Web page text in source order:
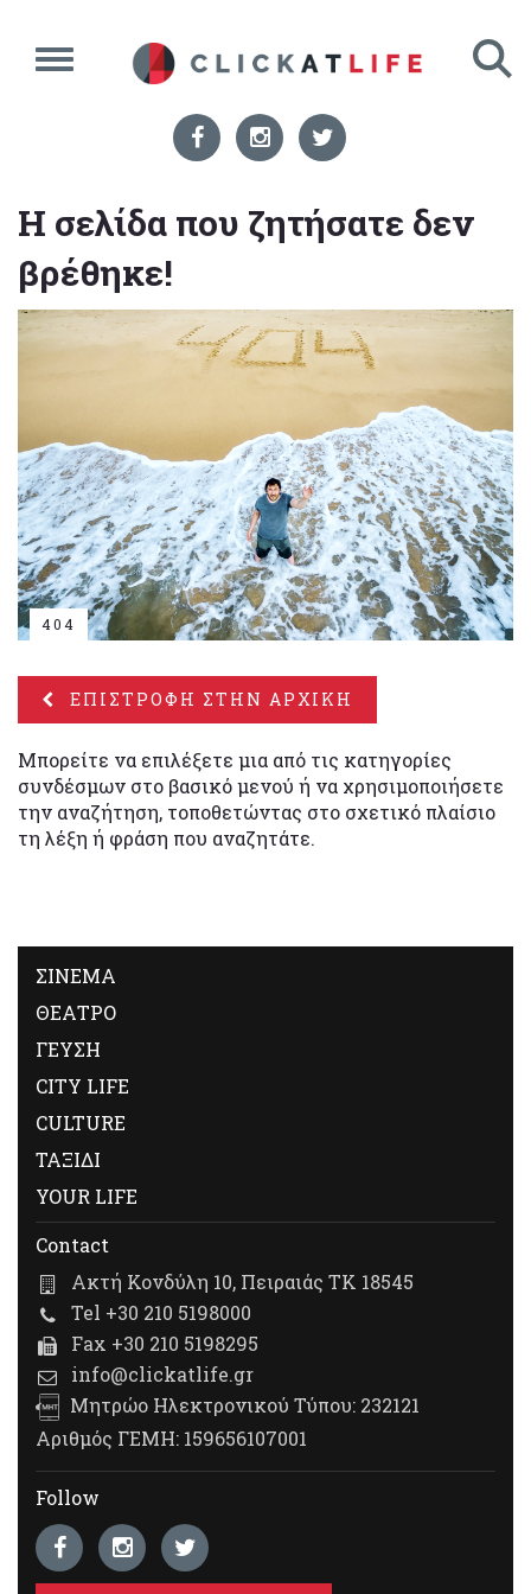
Η σελίδα που ζητήσατε δεν
βρέθηκε!
404
ΕΠΙΣΤΡΟΦΗ ΣΤΗΝ ΑΡΧΙΚΗ
Μπορείτε να επιλέξετε μια από τις κατηγορίες
συνδέσμων στο βασικό μενού ή να χρησιμοποιήσετε
την αναζήτηση, τοποθετώντας στο σχετικό πλαίσιο
τη λέξη ή φράση που αναζητάτε.
ΣΙΝΕΜΑ
ΘΕΑΤΡΟ
ΓΕΥΣΗ
CITY LIFE
CULTURE
ΤΑΞΙΔΙ
YOUR LIFE
Contact
Ακτή Κονδύλη 10, Πειραιάς ΤΚ 18545
Tel +30 210 5198000
Fax +30 210 5198295
info@clickatlife.gr
Μητρώο Ηλεκτρονικού Τύπου: 232121
Αριθμός ΓΕΜΗ: 159656107001
Follow